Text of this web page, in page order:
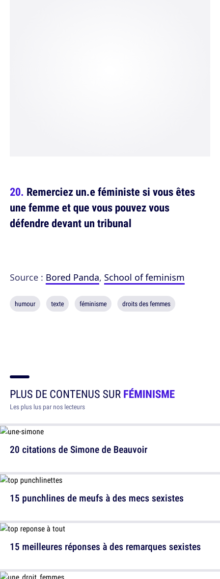
Remerciez un.e féministe si vous êtes
une femme et que vous pouvez vous
défendre devant un tribunal
Source : Bored Panda, School of feminism
humour texte féminisme droits des femmes
PLUS DE CONTENUS SURFÉMINISME
Les plus lus par nos lecteurs
20 citations de Simone de Beauvoir
15 meilleures réponses à des remarques sexistes
15 punchlines de meufs à des mecs sexistes